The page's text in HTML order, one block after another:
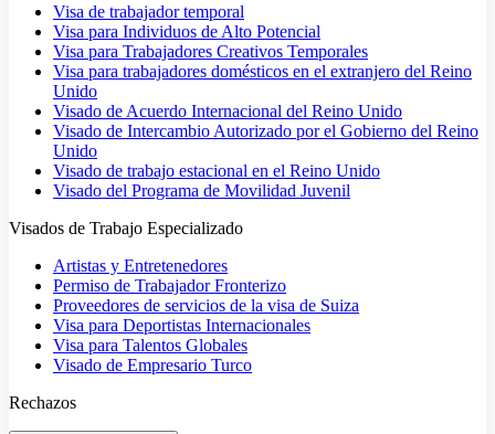
Visa de trabajador temporal
Visa para Individuos de Alto Potencial
Visa para Trabajadores Creativos Temporales
Visa para trabajadores domésticos en el extranjero del Reino
Unido
Visado de Acuerdo Internacional del Reino Unido
Visado de Intercambio Autorizado por el Gobierno del Reino
Unido
Visado de trabajo estacional en el Reino Unido
Visado del Programa de Movilidad Juvenil
Visados de Trabajo Especializado
Artistas y Entretenedores
Permiso de Trabajador Fronterizo
Proveedores de servicios de la visa de Suiza
Visa para Deportistas Internacionales
Visa para Talentos Globales
Visado de Empresario Turco
Rechazos